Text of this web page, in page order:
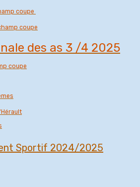
coupe
coupe
des as 3 /4 2025
coupe
Sportif 2024/2025